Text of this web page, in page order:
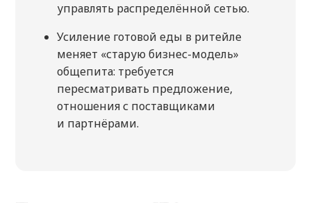
управлять распределённой сетью.
Усиление готовой еды в ритейле
меняет «старую бизнес-модель»
общепита: требуется
пересматривать предложение,
отношения с поставщиками
и партнёрами.